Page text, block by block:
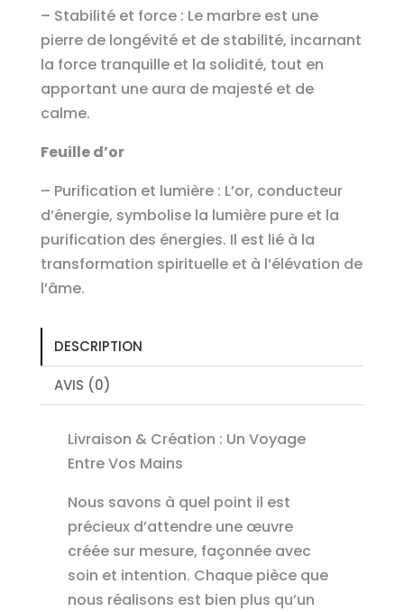
– Stabilité et force : Le marbre est une
pierre de longévité et de stabilité, incarnant
la force tranquille et la solidité, tout en
apportant une aura de majesté et de
calme.
Feuille d’or
– Purification et lumière : L’or, conducteur
d’énergie, symbolise la lumière pure et la
purification des énergies. Il est lié à la
transformation spirituelle et à l’élévation de
l’âme.
DESCRIPTION
AVIS (0)
Livraison & Création : Un Voyage
Entre Vos Mains
Nous savons à quel point il est
précieux d’attendre une œuvre
créée sur mesure, façonnée avec
soin et intention. Chaque pièce que
nous réalisons est bien plus qu’un